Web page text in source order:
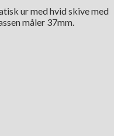
ur med hvid skive med
måler 37mm.